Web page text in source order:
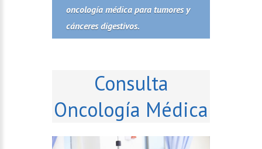
oncología médica para tumores y
cánceres digestivos.
Consulta
Oncología Médica